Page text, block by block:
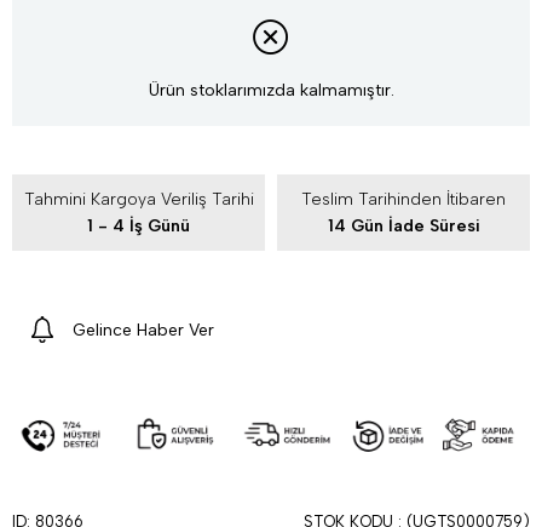
Ürün stoklarımızda kalmamıştır.
Tahmini Kargoya Veriliş Tarihi
1 - 4 İş Günü
Teslim Tarihinden İtibaren
14 Gün İade Süresi
Gelince Haber Ver
ID: 80366 STOK KODU (UGTS0000759)